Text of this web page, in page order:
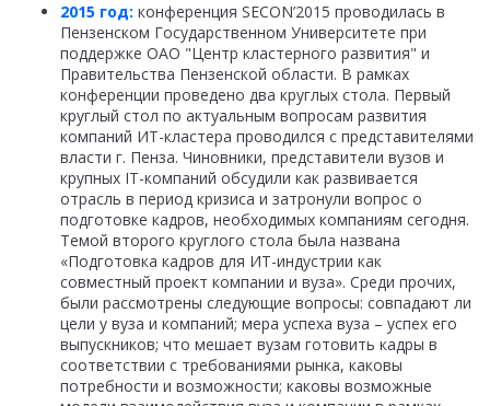
2015 год: конференция SECON’2015 проводилась в
Пензенском Государственном Университете при
поддержке ОАО "Центр кластерного развития" и
Правительства Пензенской области. В рамках
конференции проведено два круглых стола. Первый
круглый стол по актуальным вопросам развития
компаний ИТ-кластера проводился с представителями
власти г. Пенза. Чиновники, представители вузов и
крупных IT-компаний обсудили как развивается
отрасль в период кризиса и затронули вопрос о
подготовке кадров, необходимых компаниям сегодня.
Темой второго круглого стола была названа
«Подготовка кадров для ИТ-индустрии как
совместный проект компании и вуза». Среди прочих,
были рассмотрены следующие вопросы: совпадают ли
цели у вуза и компаний; мера успеха вуза – успех его
выпускников; что мешает вузам готовить кадры в
соответствии с требованиями рынка, каковы
потребности и возможности; каковы возможные